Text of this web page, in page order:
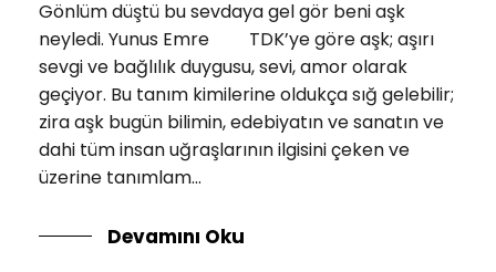
Gönlüm düştü bu sevdaya gel gör beni aşk
neyledi. Yunus Emre TDK’ye göre aşk; aşırı
sevgi ve bağlılık duygusu, sevi, amor olarak
geçiyor. Bu tanım kimilerine oldukça sığ gelebilir;
zira aşk bugün bilimin, edebiyatın ve sanatın ve
dahi tüm insan uğraşlarının ilgisini çeken ve
üzerine tanımlam...
Devamını Oku